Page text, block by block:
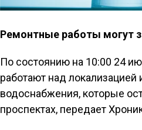
Ремонтные работы могут
По состоянию на 10:00 24
работают над
водоснабжения, которые
проспектах, передает